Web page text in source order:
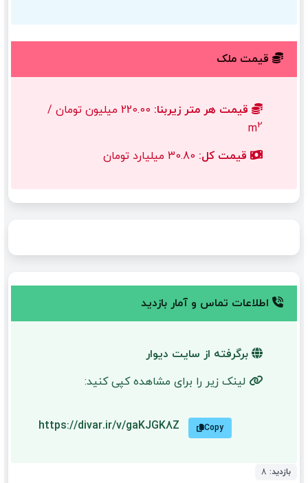
قیمت ملک
قیمت هر متر زیربنا:
220.00 میلیون تومان /
m2
قیمت کل:
اطلاعات تماس و آمار بازدید
برگرفته از سایت دیوار
لینک زیر را برای مشاهده کپی کنید:
https://divar.ir/v/gaKJGK8Z Copy
بازدید: 8